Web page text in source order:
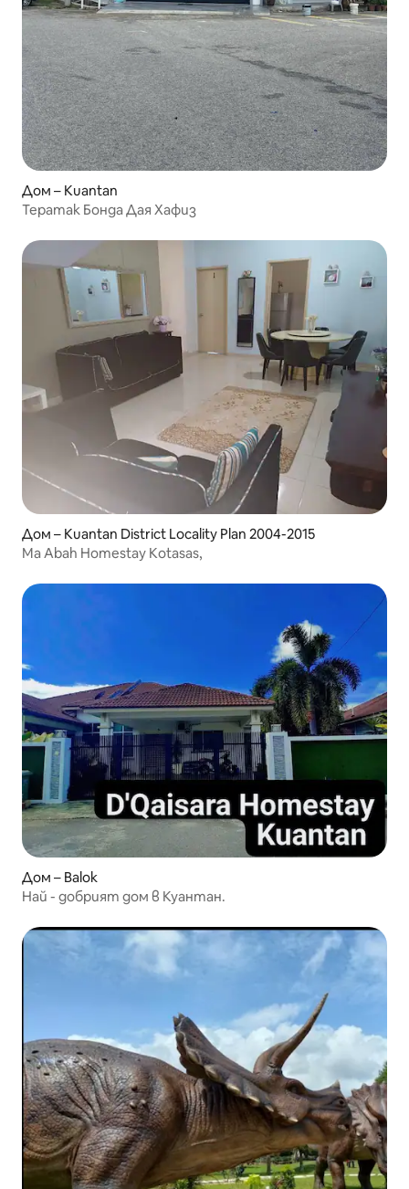
Дом – Kuantan
Тератак Бонда Дая Хафиз
Дом – Kuantan District Locality Plan 2004-2015
Ma Abah Homestay Kotasas,
Дом – Balok
Най - добрият дом в Куантан.